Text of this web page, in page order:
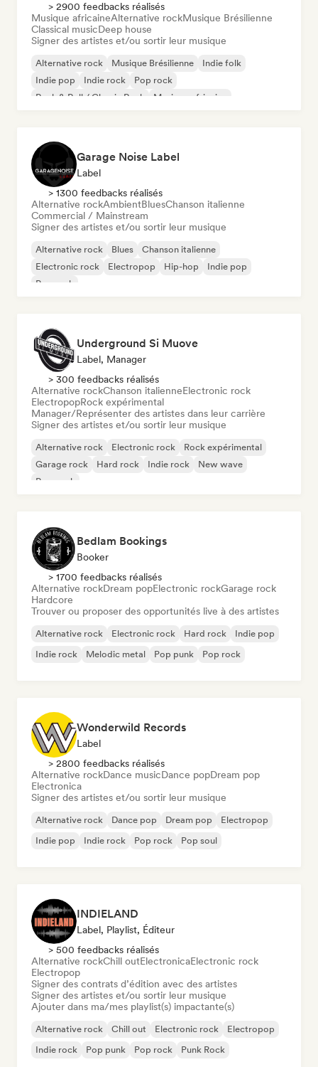
> 2900 feedbacks réalisés
Musique africaineAlternative rockMusique Brésilienne
Classical musicDeep house
Signer des artistes et/ou sortir leur musique
Alternative rock Musique Brésilienne
Indie folk
Indie pop
Indie rock
Pop rock
Rock & Roll / Classic Rock
Musique africaine
Garage Noise Label
Label
> 1300 feedbacks réalisés
Alternative rockAmbientBluesChanson italienne
Commercial / Mainstream
Signer des artistes et/ou sortir leur musique
Alternative rock Blues
Chanson italienne
Electronic rock
Electropop Hip-hop
Indie pop
Pop rock
Underground Si Muove
Label, Manager
> 300 feedbacks réalisés
Alternative rockChanson italienneElectronic rock
ElectropopRock expérimental
Manager/Représenter des artistes dans leur carrière
Signer des artistes et/ou sortir leur musique
Alternative rock Electronic rock
Rock expérimental
Garage rock
Hard rock Indie rock
New wave
Pop punk
Bedlam Bookings
Booker
> 1700 feedbacks réalisés
Alternative rockDream popElectronic rockGarage rock
Hardcore
Trouver ou proposer des opportunités live à des artistes
Alternative rock Electronic rock Hard rock
Indie pop
Indie rock
Melodic metal Pop punk Pop rock
Wonderwild Records
Label
> 2800 feedbacks réalisés
Alternative rockDance musicDance popDream pop
Electronica
Signer des artistes et/ou sortir leur musique
Alternative rock Dance pop Dream pop
Electropop
Indie pop
Indie rock Pop rock Pop soul
INDIELAND
Label, Playlist, Éditeur
> 500 feedbacks réalisés
Alternative rockChill outElectronicaElectronic rock
Electropop
Signer des contrats d’édition avec des artistes
Signer des artistes et/ou sortir leur musique
Ajouter dans ma/mes playlist(s) impactante(s)
Alternative rock Chill out Electronic rock
Electropop
Indie rock
Pop punk Pop rock Punk Rock